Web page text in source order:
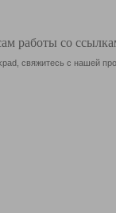
работы со
свяжитесь с нашей